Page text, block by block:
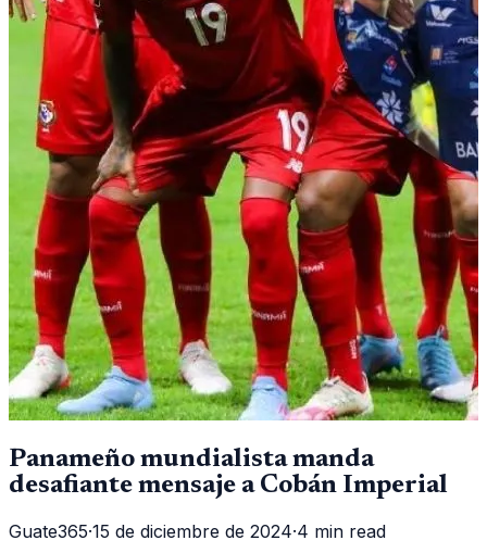
Panameño mundialista manda
desafiante mensaje a Cobán Imperial
Guate365·15 de diciembre de 2024·4 min read